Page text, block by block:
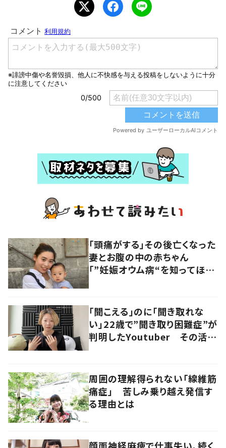
「頭痛がする」その後亡くなった
妻とお腹の中の赤ちゃん
「”妊娠オウム病“を知ってほし
「聞こえる」のに「聞き取れな
い」22歳で”聞き取り困難症”が
判明したYoutuber その活動
周囲の理解得られない「線維筋
痛症」 苦しみ乗り越え発信す
る理由とは